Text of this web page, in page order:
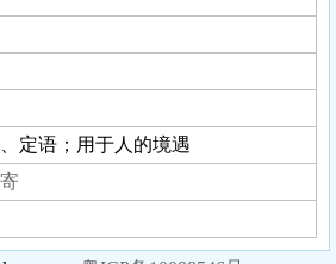
定语；用于人的境遇